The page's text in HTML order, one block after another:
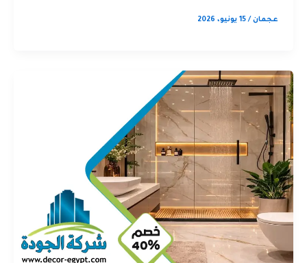
عجمان/15 يونيو، 2026